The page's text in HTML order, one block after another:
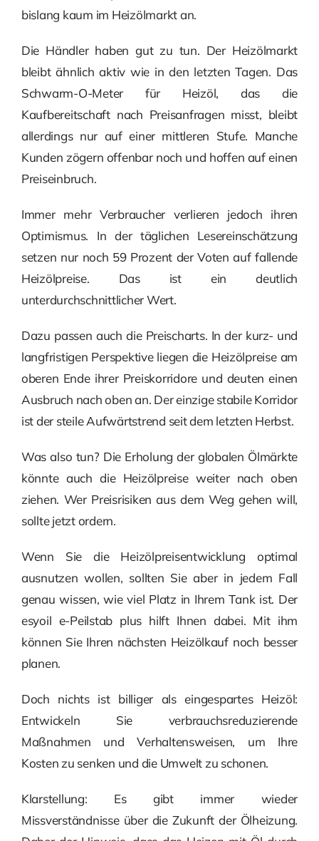
bislang kaum im Heizölmarkt an.
Die Händler haben gut zu tun. Der Heizölmarkt
bleibt ähnlich aktiv wie in den letzten Tagen. Das
Schwarm-O-Meter für Heizöl, das die
Kaufbereitschaft nach Preisanfragen misst, bleibt
allerdings nur auf einer mittleren Stufe. Manche
Kunden zögern offenbar noch und hoffen auf einen
Preiseinbruch.
Immer mehr Verbraucher verlieren jedoch ihren
Optimismus. In der täglichen Lesereinschätzung
setzen nur noch 59 Prozent der Voten auf fallende
Heizölpreise. Das ist ein deutlich
unterdurchschnittlicher Wert.
Dazu passen auch die Preischarts. In der kurz- und
langfristigen Perspektive liegen die Heizölpreise am
oberen Ende ihrer Preiskorridore und deuten einen
Ausbruch nach oben an. Der einzige stabile Korridor
ist der steile Aufwärtstrend seit dem letzten Herbst.
Was also tun? Die Erholung der globalen Ölmärkte
könnte auch die Heizölpreise weiter nach oben
ziehen. Wer Preisrisiken aus dem Weg gehen will,
sollte jetzt ordern.
Wenn Sie die Heizölpreisentwicklung optimal
ausnutzen wollen, sollten Sie aber in jedem Fall
genau wissen, wie viel Platz in Ihrem Tank ist. Der
esyoil e-Peilstab plus hilft Ihnen dabei. Mit ihm
können Sie Ihren nächsten Heizölkauf noch besser
planen.
Doch nichts ist billiger als eingespartes Heizöl:
Entwickeln Sie verbrauchsreduzierende
Maßnahmen und Verhaltensweisen, um Ihre
Kosten zu senken und die Umwelt zu schonen.
Klarstellung: Es gibt immer wieder
Missverständnisse über die Zukunft der Ölheizung.